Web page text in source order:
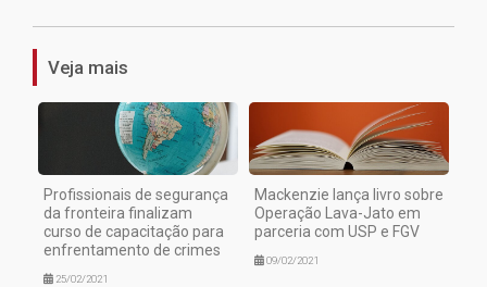
Veja mais
Profissionais de segurança
da fronteira finalizam
curso de capacitação para
enfrentamento de crimes
25/02/2021
Mackenzie lança livro sobre
Operação Lava-Jato em
parceria com USP e FGV
09/02/2021